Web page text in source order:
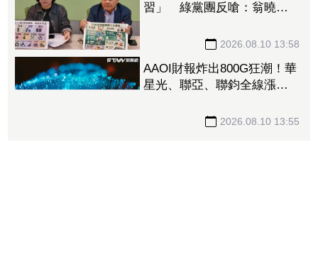
習」 綠黨團反嗆：翁曉玲
2026.08.10 13:58
AAOI財報炸出800G狂潮！華
星光、聯亞、聯鈞全線漲
2026.08.10 13:55